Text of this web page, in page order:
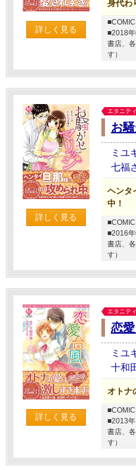
詳しく見る
身代わ
■2018
書店、
す）
詳しく見る
エタニテ
お
ミユ
七福
ヘンタ
中！
■2016
書店、
す）
詳しく見る
エタニテ
恋
ミユ
十和
オトナ
■2013
書店、
す）